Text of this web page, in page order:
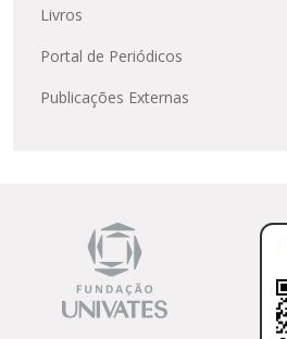
Livros
Portal de Periódicos
Publicações Externas